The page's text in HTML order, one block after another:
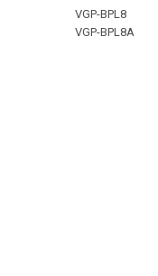
VGP-BPL8
VGP-BPL8A